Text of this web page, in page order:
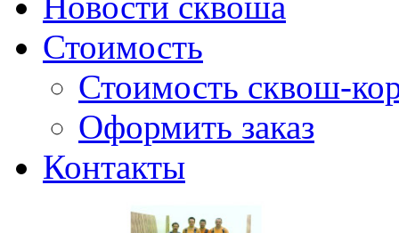
Стоимость
Стоимость сквош-
Оформить заказ
Контакты